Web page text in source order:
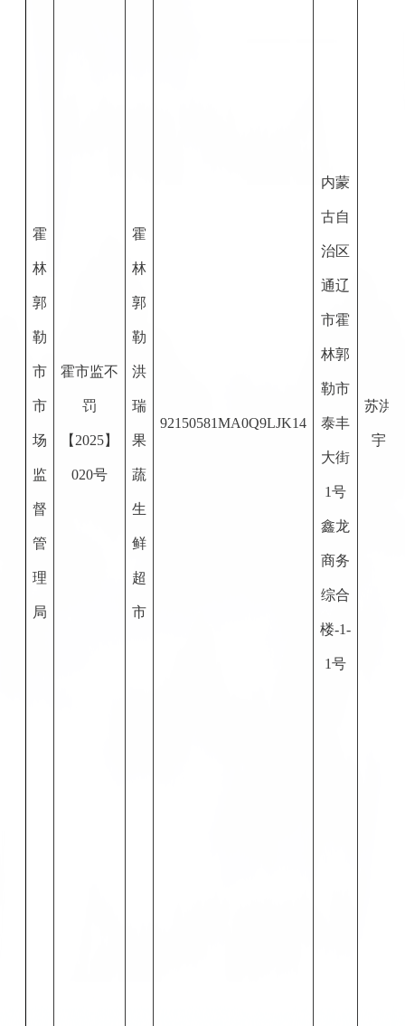
霍
林
郭
勒
市
市
场
监
督
管
理
局
霍市监不
罚
【 2025】
020号
霍
林
郭
勒
洪
瑞
果
蔬
生
鲜
超
市
92150581MA0Q9LJK14
内蒙
古自
治区
通辽
市霍
林郭
勒市
泰丰
大街
1号
鑫龙
商务
综合
楼-1-
1号
苏洪
宇